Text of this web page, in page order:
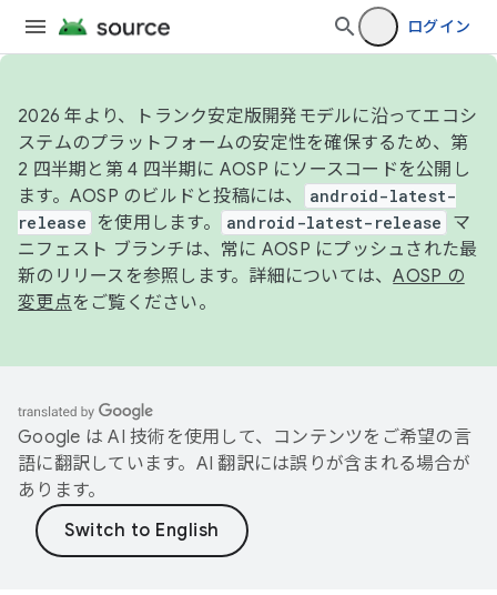
ログイン
2026 年より、トランク安定版開発モデルに沿ってエコシ
ステムのプラットフォームの安定性を確保するため、第
2 四半期と第 4 四半期に AOSP にソースコードを公開し
ます。AOSP のビルドと投稿には、
android-latest-
release
を使用します。 android-latest-release
マ
ニフェスト ブランチは、常に AOSP にプッシュされた最
新のリリースを参照します。詳細については、AOSP の
変更点をご覧ください。
Google は AI 技術を使用して、コンテンツをご希望の言
語に翻訳しています。AI 翻訳には誤りが含まれる場合が
あります。